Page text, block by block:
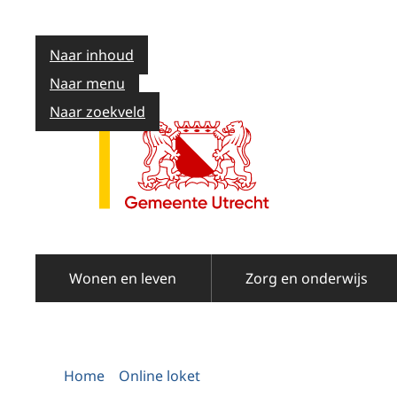
Naar inhoud
Naar menu
Naar zoekveld
Wonen en leven Zorg en onderwijs
Home Online loket